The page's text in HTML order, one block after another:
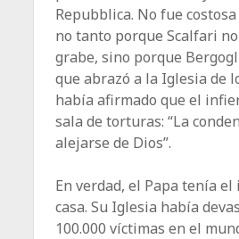
Repubblica. No fue
no tanto porque Scalfari
grabe, sino porque
que abrazó a la Iglesia de
había afirmado que el
sala de tor­turas: “La
alejarse de Dios”.
En verdad, el Papa tenía
casa. Su Iglesia había
100.000 víctimas en el